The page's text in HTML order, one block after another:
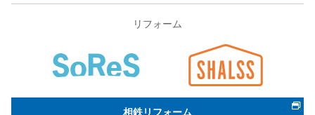
リフォーム
相鉄リフォーム